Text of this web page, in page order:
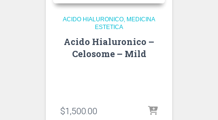
ACIDO HIALURONICO MEDICINA
ESTETICA
Acido Hialuronico –
Celosome – Mild
$1,500.00